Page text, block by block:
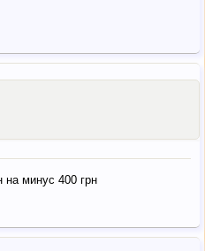
на минус 400 грн